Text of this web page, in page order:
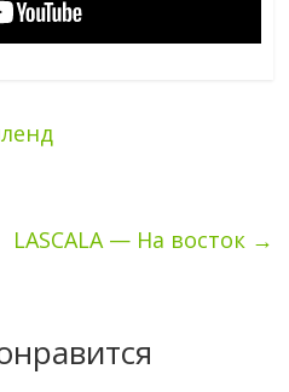
LASCALA — На восток →